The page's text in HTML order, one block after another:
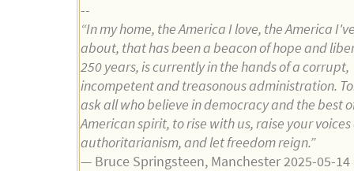
--
“In my home, the America I love, the America
about, that has been a beacon of hope and
250 years, is currently in the hands of a corrupt,
incompetent and treasonous administration.
ask all who believe in democracy and the best
American spirit, to rise with us, raise your
authoritarianism, and let freedom reign.”
— Bruce Springsteen, Manchester 2025-05-14